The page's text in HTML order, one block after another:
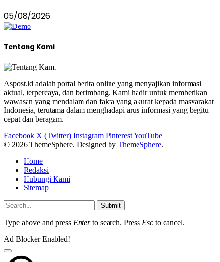
05/08/2026
Tentang Kami
Aspost.id adalah portal berita online yang menyajikan informasi
aktual, terpercaya, dan berimbang. Kami hadir untuk memberikan
wawasan yang mendalam dan fakta yang akurat kepada masyarakat
Indonesia, terutama dalam menghadapi arus informasi yang begitu
cepat dan beragam.
Facebook X (Twitter) Instagram PinterestYouTube
© 2026 ThemeSphere. Designed by ThemeSphere.
Home
Redaksi
Hubungi Kami
Sitemap
Submit
Type above and press Enterto search. Press Esc to cancel.
Ad Blocker Enabled!